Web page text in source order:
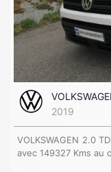
2019
VOLKSWAGEN 2.0
avec 149327 Kms au